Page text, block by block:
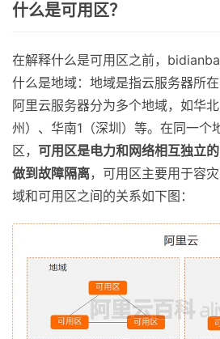
什么是可用区？
在解释什么是可用区之前，
什么是地域：地域是指云服务器所在
阿里云服务器分为多个地域，如华
州）、华南1（深圳）等。在同一个
区， 可用区是电力和网络相互独立
做到故障隔离，可用区主要用于容
域和可用区之间的关系如下图：